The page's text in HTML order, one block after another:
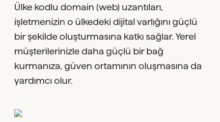
Ülke kodlu domain (web) uzantıları,
işletmenizin o ülkedeki dijital varlığını güçlü
bir şekilde oluşturmasına katkı sağlar. Yerel
müşterilerinizle daha güçlü bir bağ
kurmanıza, güven ortamının oluşmasına da
yardımcı olur.